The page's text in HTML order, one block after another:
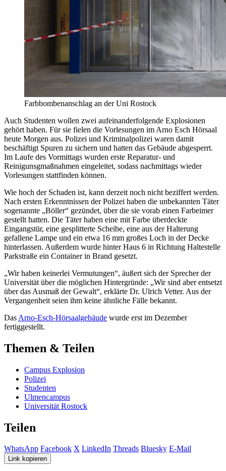
Farbbombenanschlag an der Uni Rostock
Auch Studenten wollen zwei aufeinanderfolgende Explosionen
gehört haben. Für sie fielen die Vorlesungen im Arno Esch Hörsaal
heute Morgen aus. Polizei und Kriminalpolizei waren damit
beschäftigt Spuren zu sichern und hatten das Gebäude abgesperrt.
Im Laufe des Vormittags wurden erste Reparatur- und
Reinigunsgmaßnahmen eingeleitet, sodass nachmittags wieder
Vorlesungen stattfinden können.
Wie hoch der Schaden ist, kann derzeit noch nicht beziffert werden.
Nach ersten Erkenntnissen der Polizei haben die unbekannten Täter
sogenannte „Böller“ gezündet, über die sie vorab einen Farbeimer
gestellt hatten. Die Täter haben eine mit Farbe überdeckte
Eingangstür, eine gesplitterte Scheibe, eine aus der Halterung
gefallene Lampe und ein etwa 16 mm großes Loch in der Decke
hinterlassen. Außerdem wurde hinter Haus 6 in Richtung Haltestelle
Parkstraße ein Container in Brand gesetzt.
„Wir haben keinerlei Vermutungen“, äußert sich der Sprecher der
Universität über die möglichen Hintergründe: „Wir sind aber entsetzt
über das Ausmaß der Gewalt“, erklärte Dr. Ulrich Vetter. Aus der
Vergangenheit seien ihm keine ähnliche Fälle bekannt.
Das Arno-Esch-Hörsaalgebäude wurde erst im Dezember
fertiggestellt.
Themen & Teilen
Campus Explosion
Polizei
Studenten
Ulmencampus
Universität Rostock
Teilen
WhatsApp Facebook X LinkedIn Threads Bluesky E-Mail
Link kopieren